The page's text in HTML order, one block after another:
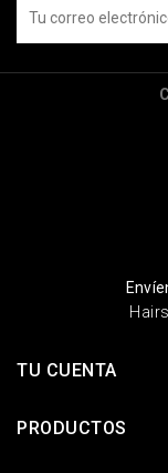
TU CUENTA
PRODUCTOS